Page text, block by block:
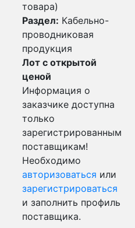
товара)
Раздел: Кабельно-
проводниковая
продукция
Лот с открытой
ценой
Информация о
заказчике доступна
только
зарегистрированным
поставщикам!
Необходимо
авторизоваться или
зарегистрироваться
и заполнить профиль
поставщика.